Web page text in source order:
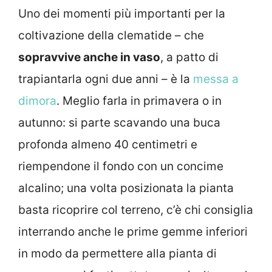
Uno dei momenti più importanti per la
coltivazione della clematide – che
sopravvive anche in vaso, a patto di
trapiantarla ogni due anni – è la messa a
dimora. Meglio farla in primavera o in
autunno: si parte scavando una buca
profonda almeno 40 centimetri e
riempendone il fondo con un concime
alcalino; una volta posizionata la pianta
basta ricoprire col terreno, c’è chi consiglia
interrando anche le prime gemme inferiori
in modo da permettere alla pianta di